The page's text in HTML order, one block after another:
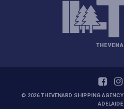
© 2026 THEVENARD SHIPPING AGENCY
ADELAIDE